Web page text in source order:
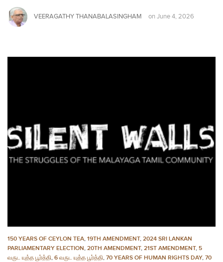
VEERAGATHY THANABALASINGHAM on June 4, 2026
150 YEARS OF CEYLON TEA, 19TH AMENDMENT, 2024 SRI LANKAN
PARLIAMENTARY ELECTION, 20TH AMENDMENT, 21ST AMENDMENT, 5
வருட யுத்த பூர்த்தி, 6 வருட யுத்த பூர்த்தி, 70 YEARS OF HUMAN RIGHTS DAY, 70